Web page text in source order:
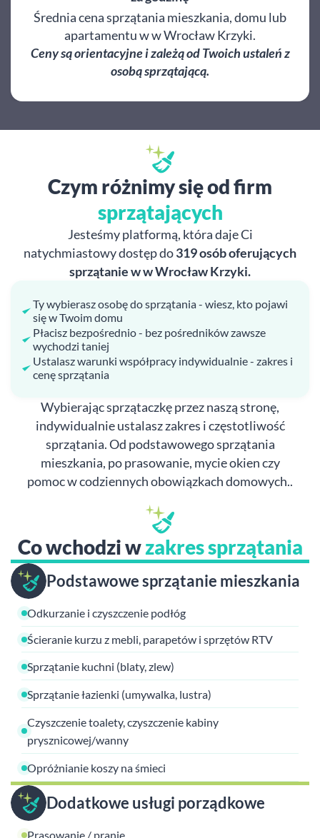
Średnia cena sprzątania mieszkania, domu lub
apartamentu w w Wrocław Krzyki.
Ceny są orientacyjne i zależą od Twoich ustaleń z
osobą sprzątającą.
Czym różnimy się od firm
sprzątających
Jesteśmy platformą, która daje Ci
natychmiastowy dostęp do319 osób oferujących
sprzątanie w w Wrocław Krzyki.
Ty wybierasz osobę do sprzątania - wiesz, kto pojawi
się w Twoim domu
Płacisz bezpośrednio - bez pośredników zawsze
wychodzi taniej
Ustalasz warunki współpracy indywidualnie - zakres i
cenę sprzątania
Wybierając sprzątaczkę przez naszą stronę,
indywidualnie ustalasz zakres i częstotliwość
sprzątania. Od podstawowego sprzątania
mieszkania, po prasowanie, mycie okien czy
pomoc w codziennych obowiązkach domowych..
Co wchodzi wzakres sprzątania
Podstawowe sprzątanie mieszkania
Odkurzanie i czyszczenie podłóg
Ścieranie kurzu z mebli, parapetów i sprzętów RTV
Sprzątanie kuchni (blaty, zlew)
Sprzątanie łazienki (umywalka, lustra)
Czyszczenie toalety, czyszczenie kabiny
prysznicowej/wanny
Opróżnianie koszy na śmieci
Dodatkowe usługi porządkowe
Prasowanie / pranie